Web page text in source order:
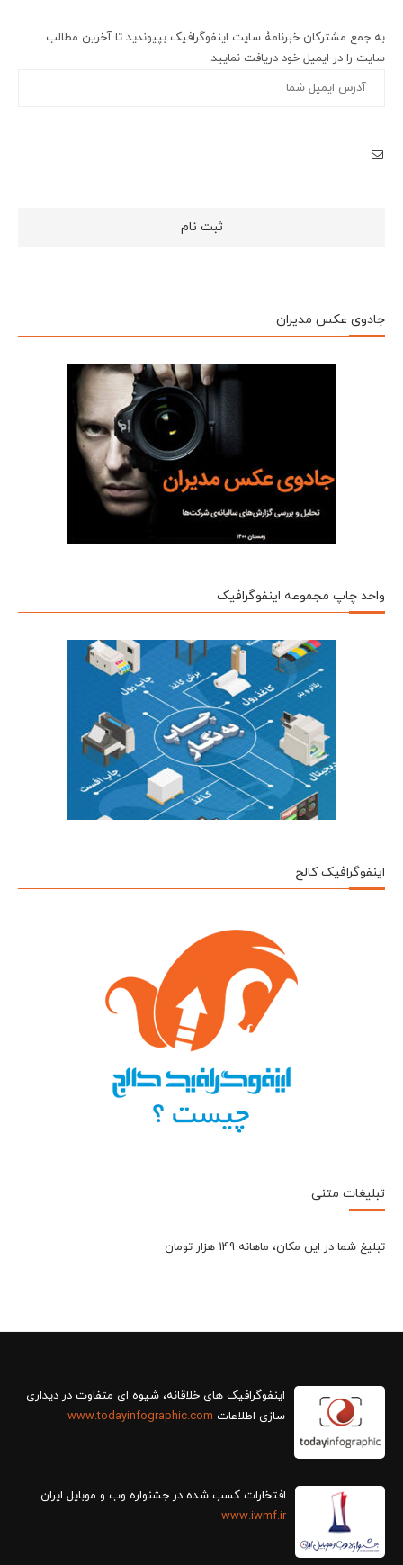
به جمع مشترکان خبرنامۀ سایت اینفوگرافیک بپیوندید تا آخرین مطالب
سایت را در ایمیل خود دریافت نمایید.
جادوی عکس مدیران
واحد چاپ مجموعه اینفوگرافیک
اینفوگرافیک کالج
تبلیغات متنی
تبلیغ شما در این مکان، ماهانه 149 هزار تومان
سازی اطلاعات www.todayinfographic.com
افتخارات کسب شده در جشنواره وب و موبایل ایران
www.iwmf.ir